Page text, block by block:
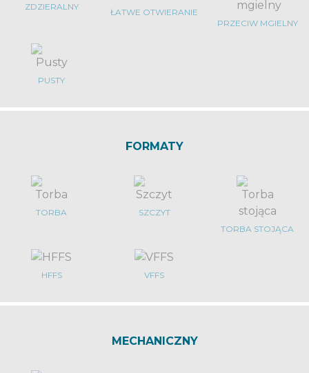
ZDZIERALNY
ŁATWE OTWIERANIE
PRZECIW MGIELNY
PUSTY
FORMATY
TORBA
SZCZYT
TORBA STOJĄCA
HFFS VFFS
MECHANICZNY